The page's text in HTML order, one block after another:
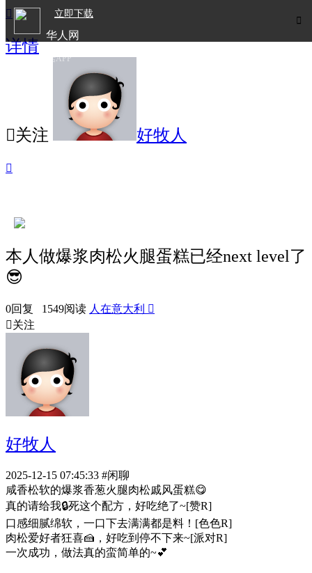

立即下载
华人网
欧洲华人生活APP

详情
关注 好牧人

本人做爆浆肉松火腿蛋糕已经next level了
😎
0回复 1549阅读 人在意大利 
关注
好牧人
2025-12-15 07:45:33 #闲聊
咸香松软的爆浆香葱火腿肉松戚风蛋糕😋
真的请给我🔒死这个配方，好吃绝了~[赞R]
口感细腻绵软，一口下去满满都是料！[色色R]
肉松爱好者狂喜🍰，好吃到停不下来~[派对R]
一次成功，做法真的蛮简单的~💕